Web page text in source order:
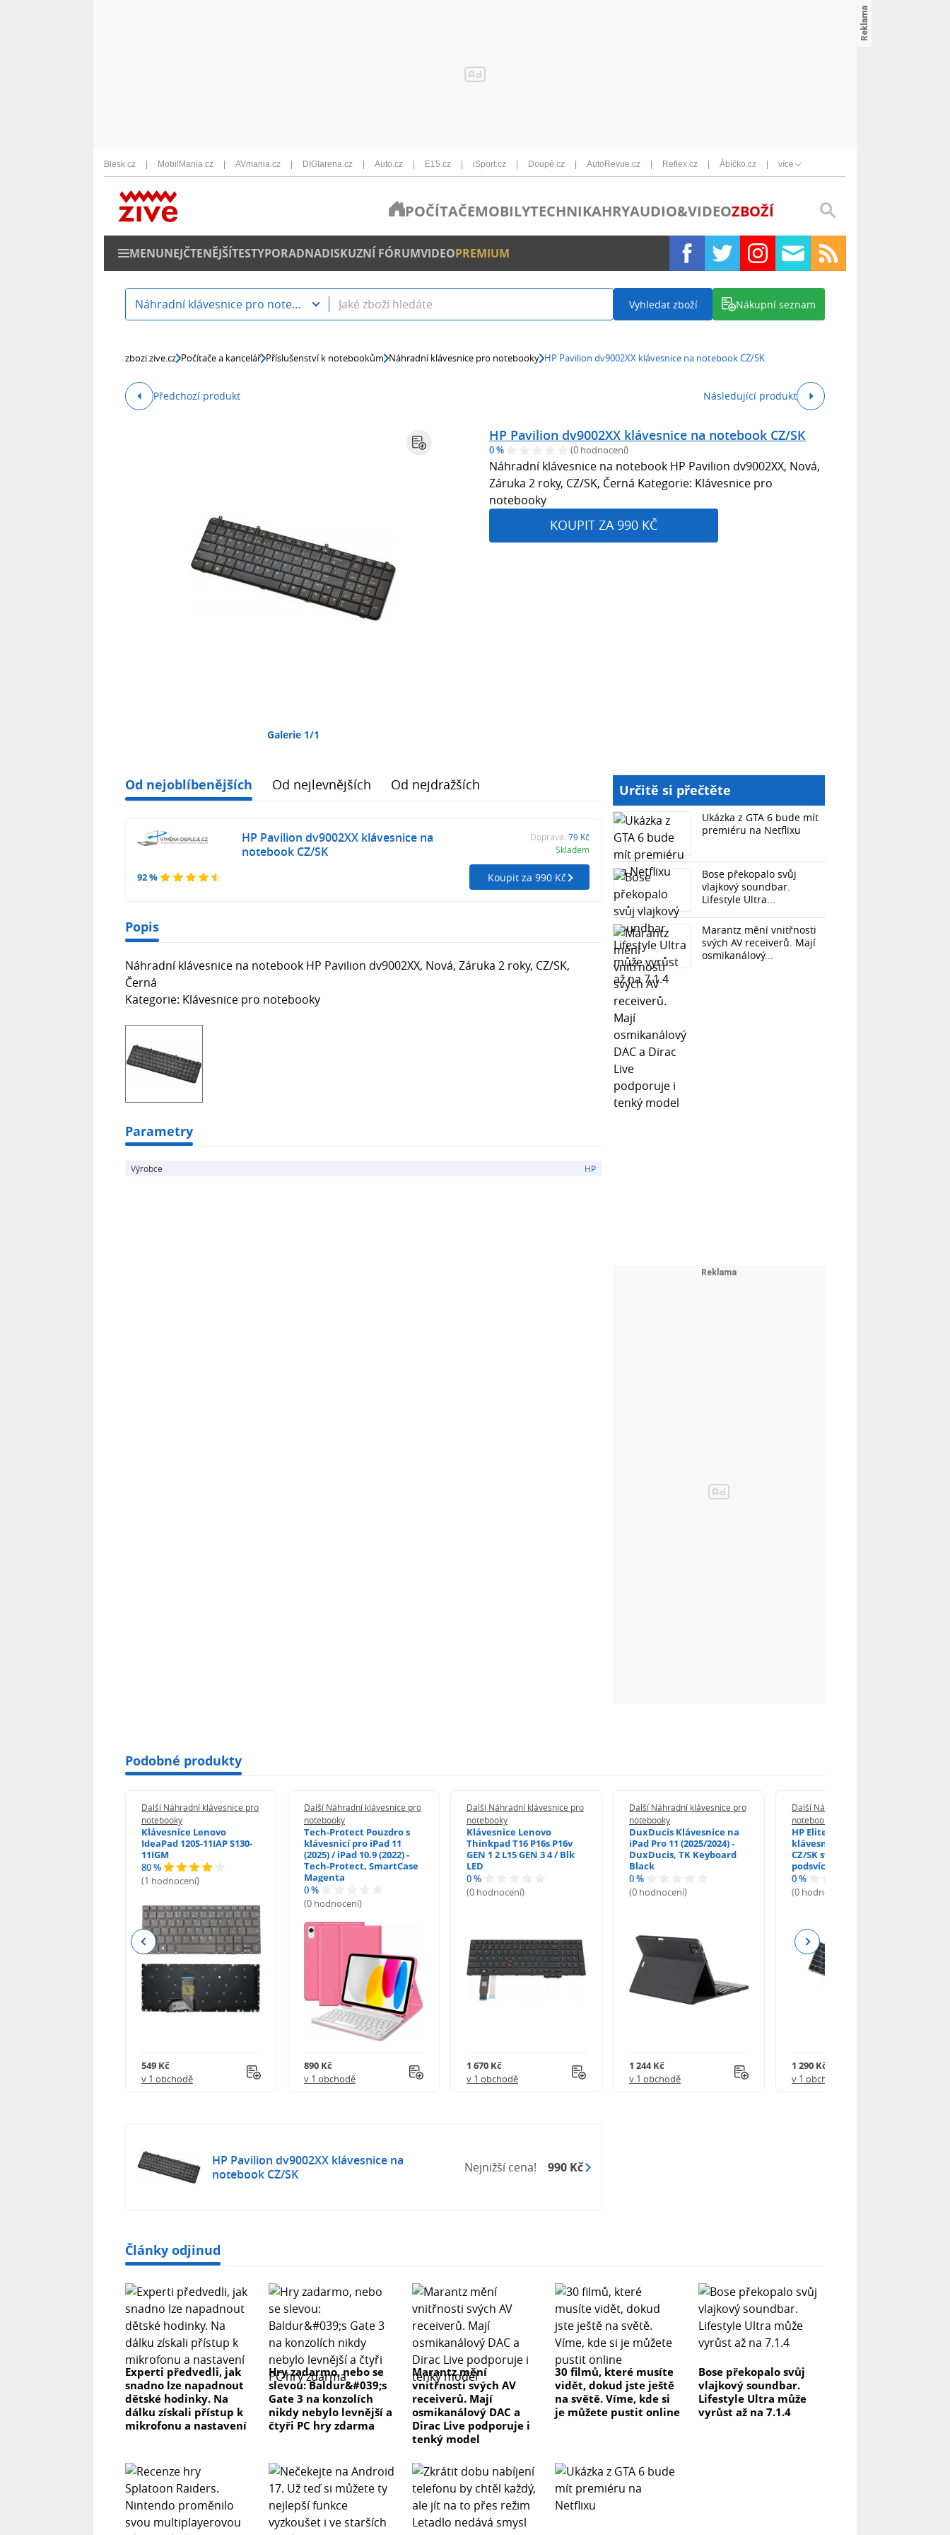
Blesk.cz MobilMania.cz AVmania.cz DIGIarena.cz Auto.cz E15.cz iSport.cz Doupě.cz AutoRevue.cz Reflex.cz Ábíčko.cz více
POČÍTAČEMOBILYTECHNIKAHRYAUDIO&VIDEOZBOŽÍ
MENUNEJČTENĚJŠÍTESTYPORADNADISKUZNÍ FÓRUMVIDEOPREMIUM
Náhradní klávesnice pro notebooky Vyhledat zboží Nákupní seznam
zbozi.zive.cz Počítače a kancelář Příslušenství k notebookům Náhradní klávesnice pro notebooky HP Pavilion dv9002XX klávesnice na notebook CZ/SK
Předchozí produkt Následující produkt
Galerie 1/1
HP Pavilion dv9002XX klávesnice na notebook CZ/SK
0 % (0 hodnocení)
Náhradní klávesnice na notebook HP Pavilion dv9002XX, Nová,
Záruka 2 roky, CZ/SK, Černá Kategorie: Klávesnice pro
notebooky
KOUPIT ZA 990 KČ
Od nejoblíbenějších Od nejlevnějších Od nejdražších
92 %
HP Pavilion dv9002XX klávesnice na
notebook CZ/SK
Doprava: 79 Kč
Skladem
Koupit za 990 Kč
Popis
Náhradní klávesnice na notebook HP Pavilion dv9002XX, Nová, Záruka 2 roky, CZ/SK,
Černá
Kategorie: Klávesnice pro notebooky
Parametry
Výrobce HP
Určitě si přečtěte
Ukázka z GTA 6 bude mít
premiéru na Netflixu
Bose překopalo svůj
vlajkový soundbar.
Lifestyle Ultra...
Marantz mění vnitřnosti
svých AV receiverů. Mají
osmikanálový...
Podobné produkty
Další Náhradní klávesnice pro
notebooky
Klávesnice Lenovo
IdeaPad 120S-11IAP S130-
11IGM
80 %
(1 hodnocení)
549 Kč
v 1 obchodě
Další Náhradní klávesnice pro
notebooky
Tech-Protect Pouzdro s
klávesnicí pro iPad 11
(2025) / iPad 10.9 (2022) -
Tech-Protect, SmartCase
Magenta
0 %
(0 hodnocení)
890 Kč
v 1 obchodě
Další Náhradní klávesnice pro
notebooky
Klávesnice Lenovo
Thinkpad T16 P16s P16v
GEN 1 2 L15 GEN 3 4 / Blk
LED
0 %
(0 hodnocení)
1 670 Kč
v 1 obchodě
Další Náhradní klávesnice pro
notebooky
DuxDucis Klávesnice na
iPad Pro 11 (2025/2024) -
DuxDucis, TK Keyboard
Black
0 %
(0 hodnocení)
1 244 Kč
v 1 obchodě
Další Náhradní klávesnice pro
notebooky
HP EliteBook 840 G6
klávesnice na notebook
CZ/SK stříbrný rámeček,
podsvícená, Trackpoint
0 %
(0 hodnocení)
1 290 Kč
v 1 obchodě
Previous Next
HP Pavilion dv9002XX klávesnice na
notebook CZ/SK
Nejnižší cena! 990 Kč
Články odjinud
Experti předvedli, jak
snadno lze napadnout
dětské hodinky. Na
dálku získali přístup k
mikrofonu a nastavení
Hry zadarmo, nebo se
slevou: Baldur&#039;s
Gate 3 na konzolích
nikdy nebylo levnější a
čtyři PC hry zdarma
Marantz mění
vnitřnosti svých AV
receiverů. Mají
osmikanálový DAC a
Dirac Live podporuje i
tenký model
30 filmů, které musíte
vidět, dokud jste ještě
na světě. Víme, kde si
je můžete pustit online
Bose překopalo svůj
vlajkový soundbar.
Lifestyle Ultra může
vyrůst až na 7.1.4